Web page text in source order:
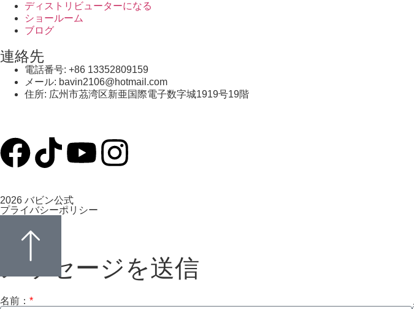
ディストリビューターになる
ショールーム
ブログ
連絡先
電話番号: +86 13352809159
メール: bavin2106@hotmail.com
住所: 広州市茘湾区新亜国際電子数字城1919号19階
2026 バビン公式
プライバシーポリシー
メッセージを送信
名前： *